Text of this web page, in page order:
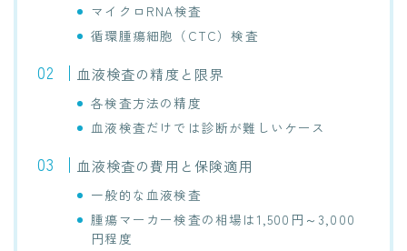
マイクロRNA検査
循環腫瘍細胞（CTC）検査
血液検査の精度と限界
各検査方法の精度
血液検査だけでは診断が難しいケース
血液検査の費用と保険適用
一般的な血液検査
腫瘍マーカー検査の相場は1,500円～3,000
円程度